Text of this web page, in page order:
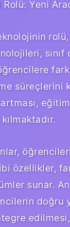
Yeni
süreçlerini
artması,
özellikler,
sunar.
doğru